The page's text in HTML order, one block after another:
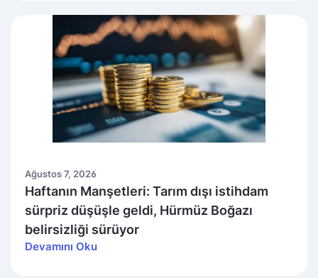
Ağustos 7, 2026
Haftanın Manşetleri: Tarım dışı istihdam
sürpriz düşüşle geldi, Hürmüz Boğazı
belirsizliği sürüyor
Devamını Oku